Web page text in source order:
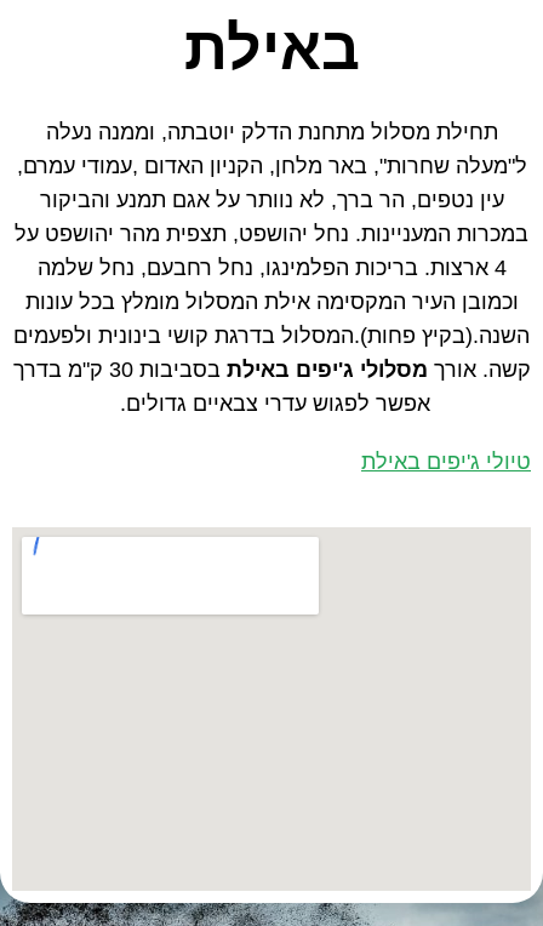
באילת
תחילת מסלול מתחנת הדלק יוטבתה, וממנה נעלה
ל"מעלה שחרות", באר מלחן, הקניון האדום ,עמודי עמרם,
עין נטפים, הר ברך, לא נוותר על אגם תמנע והביקור
במכרות המעניינות. נחל יהושפט, תצפית מהר יהושפט על
4 ארצות. בריכות הפלמינגו, נחל רחבעם, נחל שלמה
וכמובן העיר המקסימה אילת המסלול מומלץ בכל עונות
השנה.(בקיץ פחות).המסלול בדרגת קושי בינונית ולפעמים
קשה. אורך מסלולי ג'יפים באילת
בסביבות 30 ק"מ בדרך
אפשר לפגוש עדרי צבאיים גדולים.
טיולי ג'יפים באילת